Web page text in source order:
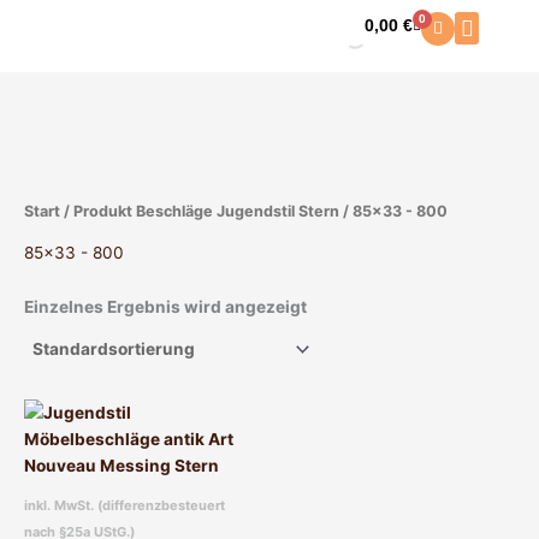
0,00€ 0
Warenkorb
Start / Produkt Beschläge Jugendstil Stern / 85x33 - 800
85x33 - 800
Einzelnes Ergebnis wird angezeigt
inkl. MwSt. (differenzbesteuert
nach §25a UStG.)
Dieses
Produkt
weist
Varianten